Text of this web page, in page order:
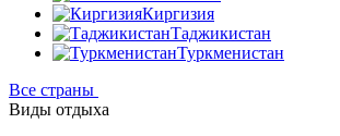
Киргизия
Таджикистан
Туркменистан
Все страны
Виды отдыха